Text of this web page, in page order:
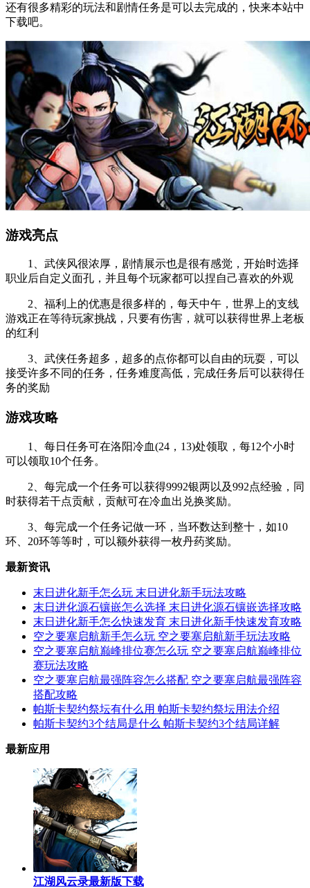
还有很多精彩的玩法和剧情任务是可以去完成的，快来本站中
下载吧。
游戏亮点
1、武侠风很浓厚，剧情展示也是很有感觉，开始时选择
职业后自定义面孔，并且每个玩家都可以捏自己喜欢的外观
2、福利上的优惠是很多样的，每天中午，世界上的支线
游戏正在等待玩家挑战，只要有伤害，就可以获得世界上老板
的红利
3、武侠任务超多，超多的点你都可以自由的玩耍，可以
接受许多不同的任务，任务难度高低，完成任务后可以获得任
务的奖励
游戏攻略
1、每日任务可在洛阳冷血(24，13)处领取，每12个小时
可以领取10个任务。
2、每完成一个任务可以获得9992银两以及992点经验，同
时获得若干点贡献，贡献可在冷血出兑换奖励。
3、每完成一个任务记做一环，当环数达到整十，如10
环、20环等等时，可以额外获得一枚丹药奖励。
最新资讯
末日进化新手怎么玩 末日进化新手玩法攻略
末日进化源石镶嵌怎么选择 末日进化源石镶嵌选择攻略
末日进化新手怎么快速发育 末日进化新手快速发育攻略
空之要塞启航新手怎么玩 空之要塞启航新手玩法攻略
空之要塞启航巅峰排位赛怎么玩 空之要塞启航巅峰排位
赛玩法攻略
空之要塞启航最强阵容怎么搭配 空之要塞启航最强阵容
搭配攻略
帕斯卡契约祭坛有什么用 帕斯卡契约祭坛用法介绍
帕斯卡契约3个结局是什么 帕斯卡契约3个结局详解
最新应用
江湖风云录最新版下载